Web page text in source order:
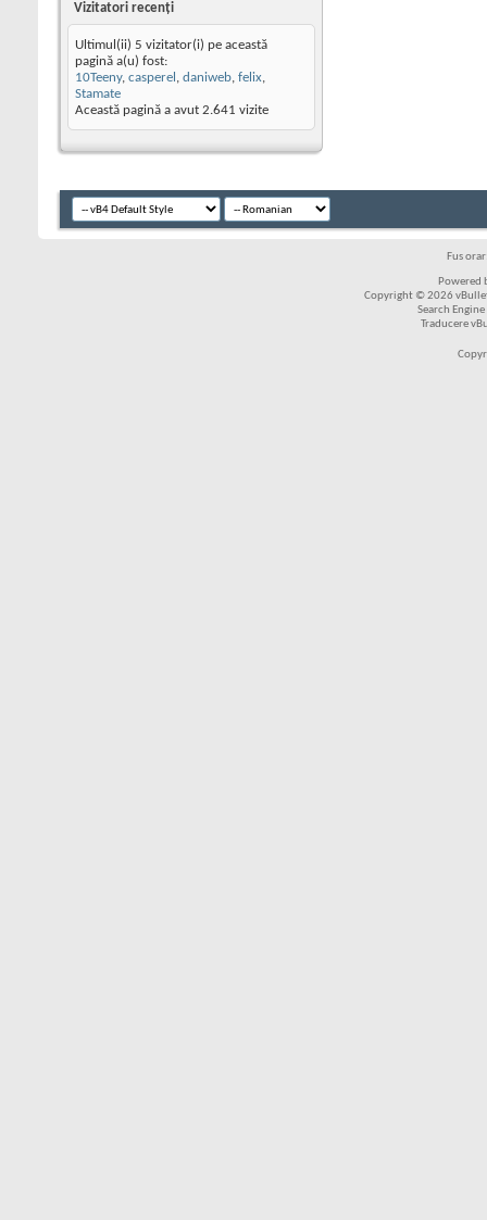
Vizitatori recenţi
Ultimul(ii) 5 vizitator(i) pe această
pagină a(u) fost:
10Teeny, casperel , daniweb, felix,
Stamate
Această pagină a avut 2.641 vizite
Fus
Powered
Copyright © 2026
Search
Traducere